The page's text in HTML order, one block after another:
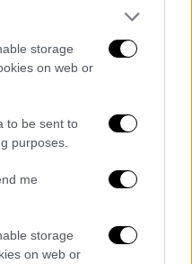
storage
on web or
to be sent to
purposes.
me
storage
on web or
το παίρνουν»